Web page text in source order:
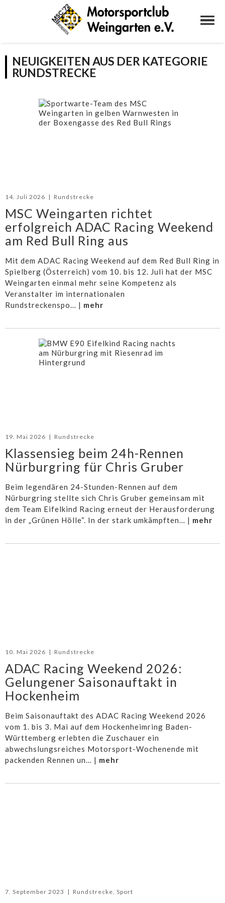
NEUIGKEITEN AUS DER KATEGORIE
RUNDSTRECKE
14. Juli 2026 | Rundstrecke
MSC Weingarten richtet
erfolgreich ADAC Racing Weekend
am Red Bull Ring aus
Mit dem ADAC Racing Weekend auf dem Red Bull Ring in
Spielberg (Österreich) vom 10. bis 12. Juli hat der MSC
Weingarten einmal mehr seine Kompetenz als
Veranstalter im internationalen
Rundstreckenspo… | mehr
19. Mai 2026 | Rundstrecke
Klassensieg beim 24h-Rennen
Nürburgring für Chris Gruber
Beim legendären 24-Stunden-Rennen auf dem
Nürburgring stellte sich Chris Gruber gemeinsam mit
dem Team Eifelkind Racing erneut der Herausforderung
in der „Grünen Hölle“. In der stark umkämpften… | mehr
10. Mai 2026 | Rundstrecke
ADAC Racing Weekend 2026:
Gelungener Saisonauftakt in
Hockenheim
Beim Saisonauftakt des ADAC Racing Weekend 2026
vom 1. bis 3. Mai auf dem Hockenheimring Baden-
Württemberg erlebten die Zuschauer ein
abwechslungsreiches Motorsport-Wochenende mit
packenden Rennen un… | mehr
7. September 2023 | Rundstrecke, Sport